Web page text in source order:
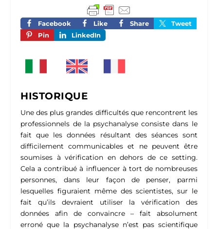
Facebook Like Share
Tweet
Pin
LinkedIn
HISTORIQUE
Une des plus grandes difficultés que rencontrent les
professionnels de la psychanalyse consiste dans le
fait que les données résultant des séances sont
difficilement communicables et ne peuvent être
soumises à vérification en dehors de ce setting.
Cela a contribué à influencer à tort de nombreuses
personnes, dans leur façon de penser, parmi
lesquelles figuraient même des scientistes, sur le
fait qu’ils devraient utiliser la vérification des
données afin de convaincre – fait absolument
erroné que la psychanalyse n’est pas scientifique